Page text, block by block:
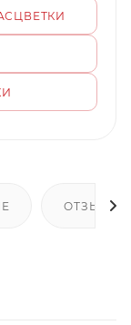
ОТЗЫВЫ